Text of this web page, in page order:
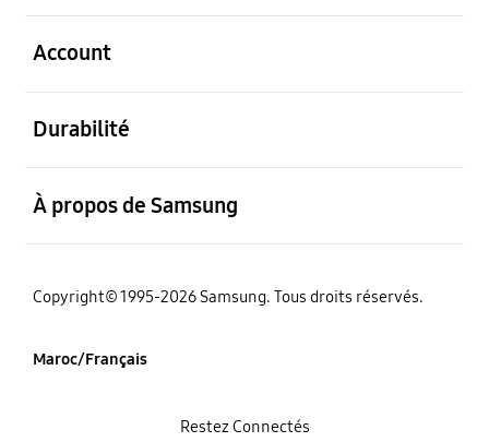
Account
Durabilité
À propos de Samsung
Copyright© 1995-2026 Samsung. Tous droits réservés.
Maroc/Français
Restez Connectés